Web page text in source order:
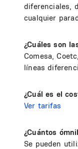
diferenciales,
cualquier
¿Cuáles son
Comesa,
líneas
¿Cuál es el
Ver tarifas
¿Cuántos
Se pueden